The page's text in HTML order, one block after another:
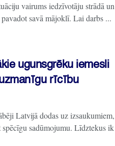
vairums iedzīvotāju strādā un
savā mājoklī. Lai darbs ...
ugunsgrēku iemesli
rīcību
Latvijā dodas uz izsaukumiem,
sadūmojumu. Līdztekus ik